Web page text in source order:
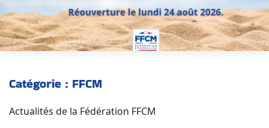
Catégorie : FFCM
Actualités de la Fédération FFCM